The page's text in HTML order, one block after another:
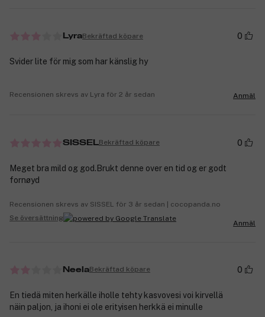
LyraBekräftad köpare 0
Svider lite för mig som har känslig hy
Recensionen skrevs av Lyra för 2 år sedan Anmäl
SISSELBekräftad köpare 0
Meget bra mild og god.Brukt denne over en tid og er godt
fornøyd
Recensionen skrevs av SISSEL för 3 år sedan | cocopanda.no
Se översättning
Anmäl
NeelaBekräftad köpare 0
En tiedä miten herkälle iholle tehty kasvovesi voi kirvellä
näin paljon, ja ihoni ei ole erityisen herkkä ei minulle